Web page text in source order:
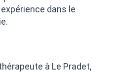
dans le
à Le Pradet,